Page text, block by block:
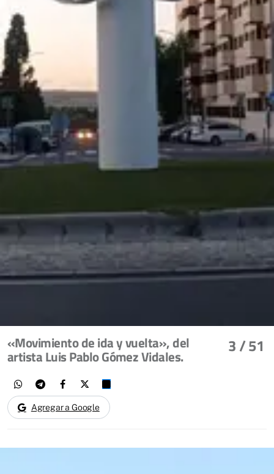
3/ 51
«Movimiento de ida y vuelta», del
artista Luis Pablo Gómez Vidales.
Agregar a Google